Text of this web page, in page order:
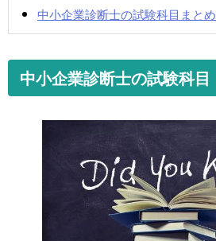
中小企業診断士の試験科目まとめ
中小企業診断士の試験科目